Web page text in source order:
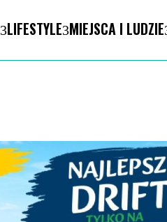
LIFESTYLE MIEJSCA I LUDZIE